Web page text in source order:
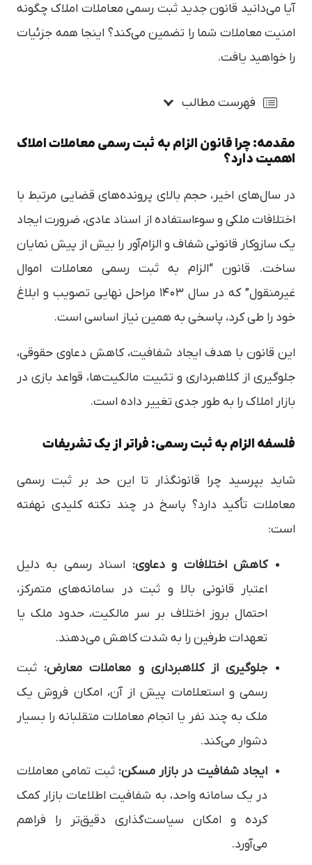
آیا می‌دانید قانون جدید ثبت رسمی معاملات املاک چگونه
امنیت معاملات شما را تضمین می‌کند؟ اینجا همه جزئیات
را خواهید یافت.
فهرست مطالب
مقدمه: چرا قانون الزام به ثبت رسمی معاملات املاک
اهمیت دارد؟
در سال‌های اخیر، حجم بالای پرونده‌های قضایی مرتبط با
اختلافات ملکی و سوءاستفاده از اسناد عادی، ضرورت ایجاد
یک سازوکار قانونی شفاف و الزام‌آور را بیش از پیش نمایان
ساخت. قانون “الزام به ثبت رسمی معاملات اموال
غیرمنقول” که در سال ۱۴۰۳ مراحل نهایی تصویب و ابلاغ
خود را طی کرد، پاسخی به همین نیاز اساسی است.
این قانون با هدف ایجاد شفافیت، کاهش دعاوی حقوقی،
جلوگیری از کلاهبرداری و تثبیت مالکیت‌ها، قواعد بازی در
بازار املاک را به طور جدی تغییر داده است.
فلسفه الزام به ثبت رسمی: فراتر از یک تشریفات
شاید بپرسید چرا قانونگذار تا این حد بر ثبت رسمی
معاملات تأکید دارد؟ پاسخ در چند نکته کلیدی نهفته
است:
کاهش اختلافات و دعاوی: اسناد رسمی به دلیل
اعتبار قانونی بالا و ثبت در سامانه‌های متمرکز،
احتمال بروز اختلاف بر سر مالکیت، حدود ملک یا
تعهدات طرفین را به شدت کاهش می‌دهند.
جلوگیری از کلاهبرداری و معاملات معارض: ثبت
رسمی و استعلامات پیش از آن، امکان فروش یک
ملک به چند نفر یا انجام معاملات متقلبانه را بسیار
دشوار می‌کند.
ایجاد شفافیت در بازار مسکن: ثبت تمامی معاملات
در یک سامانه واحد، به شفافیت اطلاعات بازار کمک
کرده و امکان سیاست‌گذاری دقیق‌تر را فراهم
می‌آورد.